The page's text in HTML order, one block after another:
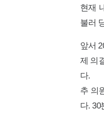
현재
불러
앞서
제 의
다.
추 의
다. 30